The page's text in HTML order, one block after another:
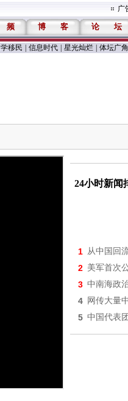
广
频 博 客 论 坛
移民 信息时代 星光灿烂 体坛广角
24小时新闻
1 从中国回
2 美军首次
3 中南海政
4 网传大量
5 中国代表